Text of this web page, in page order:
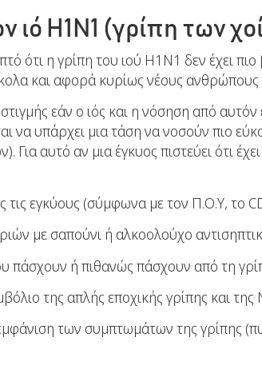
ιό Η1Ν1 (γρίπη των
ότι η γρίπη του ιού Η1Ν1 δεν έχει
και αφορά κυρίως νέους ανθρώπους
εάν ο ιός και η νόσηση από
να υπάρχει μια τάση να νοσούν πιο
αυτό αν μια έγκυος πιστεύει ότι
τις εγκύους (σύμφωνα με τον Π.Ο.Υ,
με σαπούνι ή αλκοολούχο
πάσχουν ή πιθανώς πάσχουν από τη
της απλής εποχικής γρίπης και της
των συμπτωμάτων της γρίπης